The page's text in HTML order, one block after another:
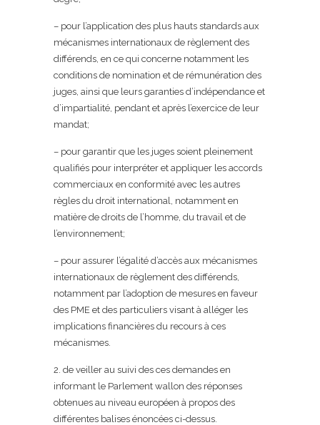
– pour l’application des plus hauts standards aux
mécanismes internationaux de règlement des
différends, en ce qui concerne notamment les
conditions de nomination et de rémunération des
juges, ainsi que leurs garanties d’indépendance et
d’impartialité, pendant et après l’exercice de leur
mandat;
– pour garantir que les juges soient pleinement
qualifiés pour interpréter et appliquer les accords
commerciaux en conformité avec les autres
règles du droit international, notamment en
matière de droits de l’homme, du travail et de
l’environnement;
– pour assurer l’égalité d’accès aux mécanismes
internationaux de règlement des différends,
notamment par l’adoption de mesures en faveur
des PME et des particuliers visant à alléger les
implications financières du recours à ces
mécanismes.
2. de veiller au suivi des ces demandes en
informant le Parlement wallon des réponses
obtenues au niveau européen à propos des
différentes balises énoncées ci-dessus.